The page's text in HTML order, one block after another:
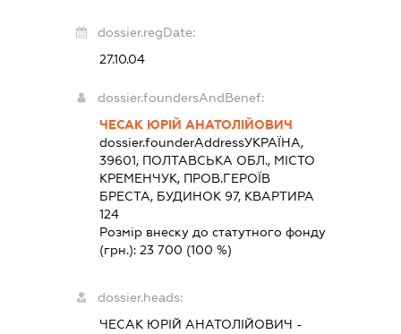
dossier.regDate:
27.10.04
dossier.foundersAndBenef:
ЧЕСАК ЮРІЙ АНАТОЛІЙОВИЧ
dossier.founderAddressУКРАЇНА,
39601, ПОЛТАВСЬКА ОБЛ., МІСТО
КРЕМЕНЧУК, ПРОВ.ГЕРОЇВ
БРЕСТА, БУДИНОК 97, КВАРТИРА
124
Розмір внеску до статутного фонду
(грн.):23 700 (100 %)
dossier.heads:
ЧЕСАК ЮРІЙ АНАТОЛІЙОВИЧ -